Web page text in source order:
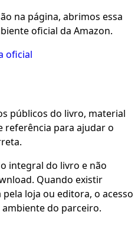
na página, abrimos essa
oficial da Amazon.
oficial
públicos do livro, material
referência para ajudar o
integral do livro e não
Quando existir
loja ou editora, o acesso
do parceiro.